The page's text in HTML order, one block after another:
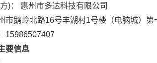
)： 惠州市多达科技有限公司
市鹅岭北路16号丰湖村1号楼（电脑城）第
15986507407
要信息